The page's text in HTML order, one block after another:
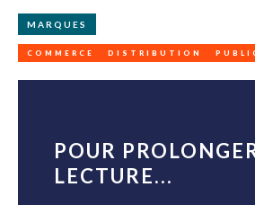
MARQUES
COMMERCE DISTRIBUTION
POUR
LECTURE...